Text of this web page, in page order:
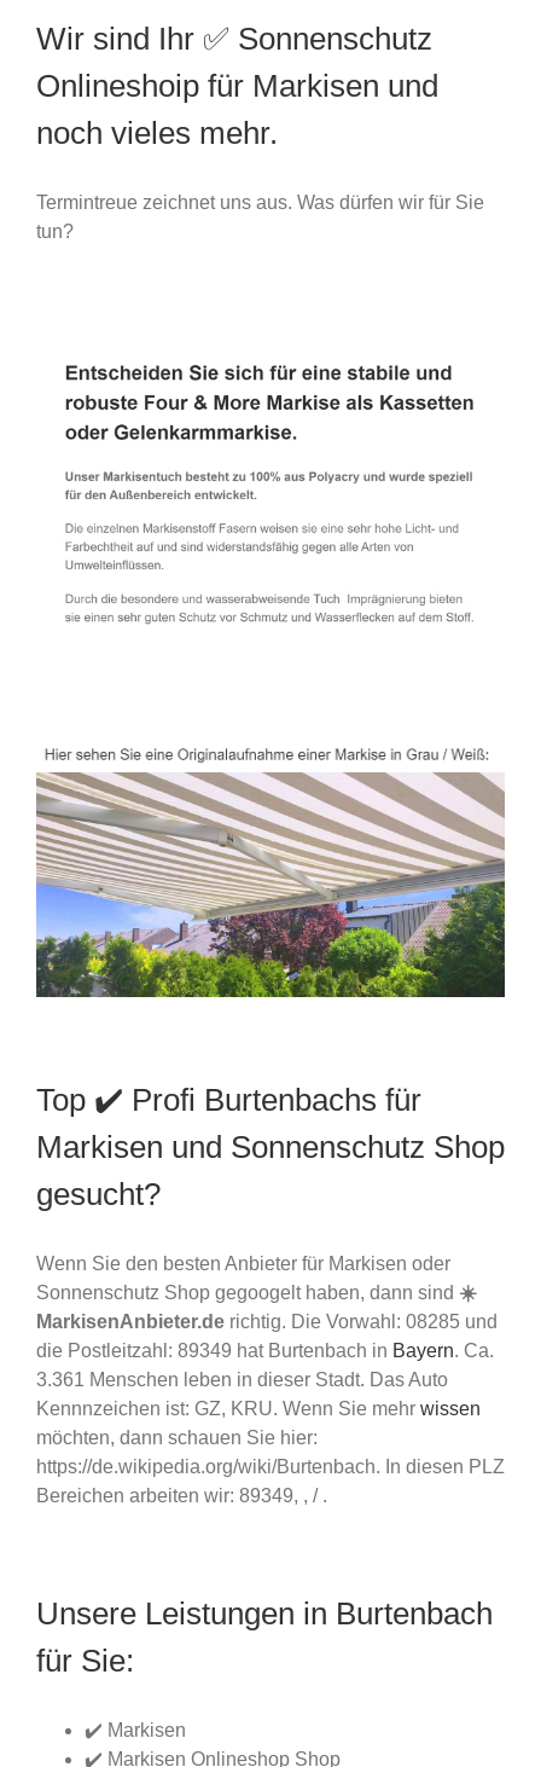
Wir sind Ihr ✅ Sonnenschutz
Onlineshoip für Markisen und
noch vieles mehr.
Termintreue zeichnet uns aus. Was dürfen wir für Sie
tun?
Top ✔️ Profi Burtenbachs für
Markisen und Sonnenschutz Shop
gesucht?
Wenn Sie den besten Anbieter für Markisen oder
Sonnenschutz Shop gegoogelt haben, dann sind ☀️
MarkisenAnbieter.de richtig. Die Vorwahl: 08285 und
die Postleitzahl: 89349 hat Burtenbach in Bayern. Ca.
3.361 Menschen leben in dieser Stadt. Das Auto
Kennnzeichen ist: GZ, KRU. Wenn Sie mehr wissen
möchten, dann schauen Sie hier:
https://de.wikipedia.org/wiki/Burtenbach. In diesen PLZ
Bereichen arbeiten wir: 89349, , / .
Unsere Leistungen in Burtenbach
für Sie:
✔️ Markisen
✔️ Markisen Onlineshop Shop